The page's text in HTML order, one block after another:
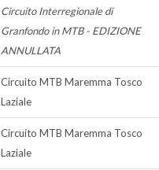
Circuito Interregionale di
Granfondo in MTB - EDIZIONE
ANNULLATA
Circuito MTB Maremma Tosco
Laziale
Circuito MTB Maremma Tosco
Laziale